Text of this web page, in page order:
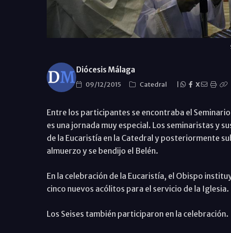
Diócesis Málaga
09/12/2015 Catedral X
Entre los participantes se encontraba el
es una jornada muy especial. Los seminaristas y
de la Eucaristía en la Catedral y posteriormente
almuerzo y se bendijo el Belén.
En la celebración de la Eucaristía, el Obispo
cinco nuevos acólitos para el servicio de la Iglesia.
Los Seises también participaron en la celebración.